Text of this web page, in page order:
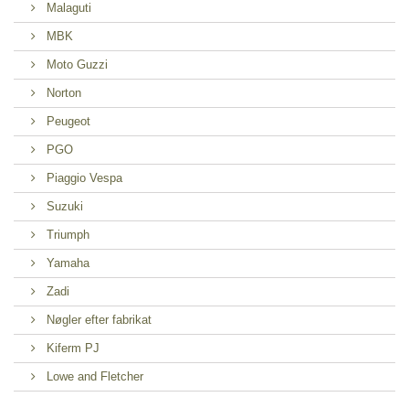
Malaguti
MBK
Moto Guzzi
Norton
Peugeot
PGO
Piaggio Vespa
Suzuki
Triumph
Yamaha
Zadi
Nøgler efter fabrikat
Kiferm PJ
Lowe and Fletcher